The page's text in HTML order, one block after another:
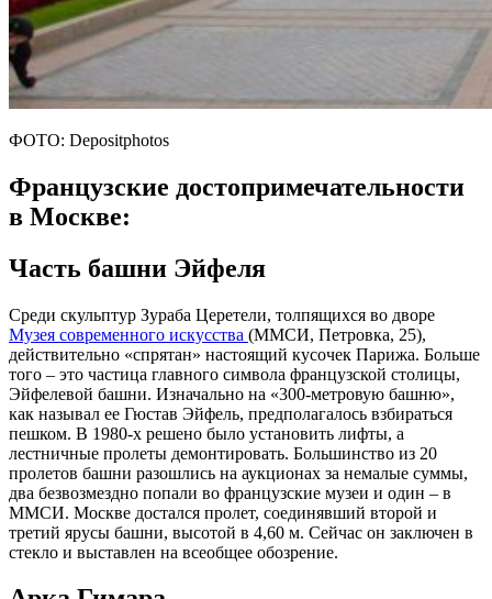
ФОТО: Depositphotos
Французские достопримечательности
в Москве:
Часть башни Эйфеля
Среди скульптур Зураба Церетели, толпящихся во дворе
Музея современного искусства (ММСИ, Петровка, 25),
действительно «спрятан» настоящий кусочек Парижа. Больше
того – это частица главного символа французской столицы,
Эйфелевой башни. Изначально на «300-метровую башню»,
как называл ее Гюстав Эйфель, предполагалось взбираться
пешком. В 1980-х решено было установить лифты, а
лестничные пролеты демонтировать. Большинство из 20
пролетов башни разошлись на аукционах за немалые суммы,
два безвозмездно попали во французские музеи и один – в
ММСИ. Москве достался пролет, соединявший второй и
третий ярусы башни, высотой в 4,60 м. Сейчас он заключен в
стекло и выставлен на всеобщее обозрение.